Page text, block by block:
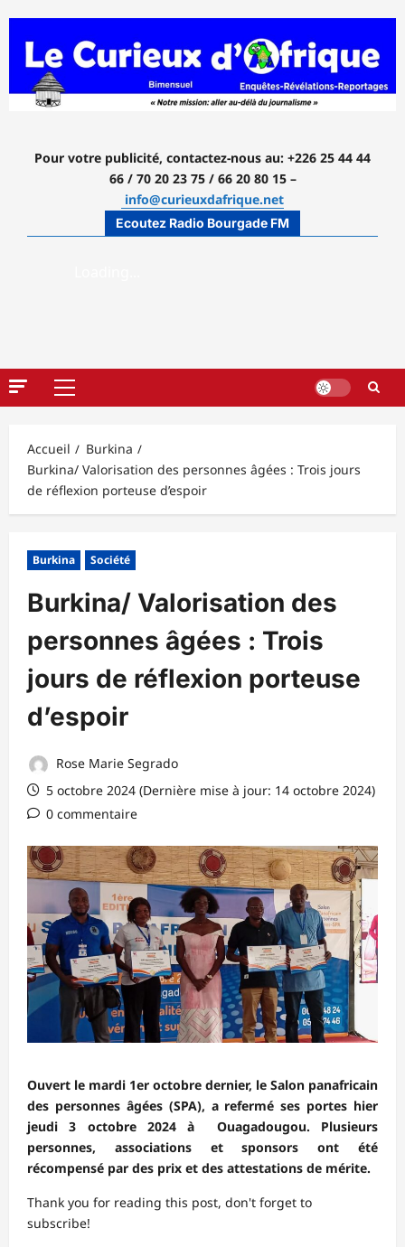
contenu
Pour votre publicité, contactez-nous au: +226 25 44 44
66 / 70 20 23 75 / 66 20 80 15 –
info@curieuxdafrique.net
Ecoutez Radio Bourgade FM
Menu
Accueil
Burkina
Burkina/ Valorisation des personnes âgées : Trois jours
de réflexion porteuse d’espoir
Burkina Société
Burkina/ Valorisation des
personnes âgées : Trois
jours de réflexion porteuse
d’espoir
Rose Marie Segrado
5 octobre 2024 (Dernière mise à jour: 14 octobre 2024)
0 commentaire
Ouvert le mardi 1er octobre dernier, le Salon panafricain
des personnes âgées (SPA), a refermé ses portes hier
jeudi 3 octobre 2024 à Ouagadougou. Plusieurs
personnes, associations et sponsors ont été
récompensé par des prix et des attestations de mérite.
Thank you for reading this post, don't forget to
subscribe!